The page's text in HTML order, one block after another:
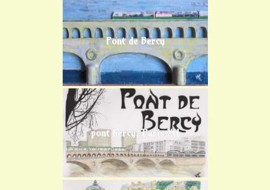
Pont de Bercy
pont bercy, Paris XII